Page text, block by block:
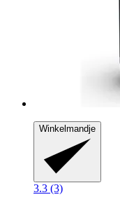
Winkelmandje
3.3 (3)